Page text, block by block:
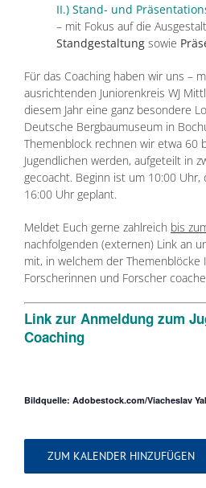
II.) Stand- und
– mit Fokus auf die
Standgestaltung sowie
Für das Coaching haben wir uns –
ausrichtenden Juniorenkreis WJ
diesem Jahr eine ganz besondere
Deutsche Bergbaumuseum in
Themenblock rechnen wir etwa 60
Jugendlichen werden, aufgeteilt in
gecoacht. Beginn ist um 10:00 Uhr,
16:00 Uhr geplant.
Meldet Euch gerne zahlreich bis
nachfolgenden (externen) Link an
mit, in welchem der Themenblöcke
Forscherinnen und Forscher
Link zur Anmeldung zum
Coaching
Bildquelle: Adobestock.com/Viacheslav
ZUM KALENDER HINZUFÜGEN